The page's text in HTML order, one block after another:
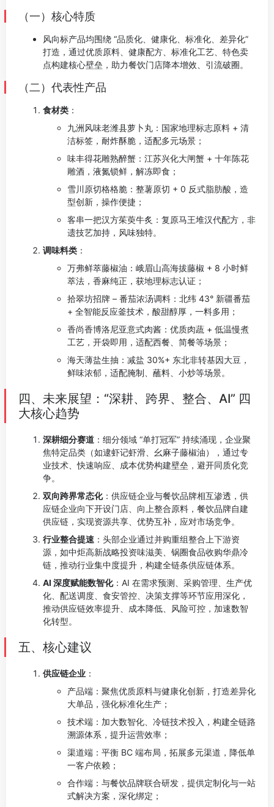
（一）核心特质
风向标产品均围绕 “品质化、健康化、标准化、差异化”
打造，通过优质原料、健康配方、标准化工艺、特色卖
点构建核心壁垒，助力餐饮门店降本增效、引流破圈。
（二）代表性产品
食材类 ：
九洲风味老潍县萝卜丸：国家地理标志原料 + 清
洁标签，耐炸酥脆，适配多元场景；
味丰得花雕熟醉蟹：江苏兴化大闸蟹 + 十年陈花
雕酒，液氮锁鲜，解冻即食；
雪川原切格格脆：整薯原切 + 0 反式脂肪酸，造
型创新，操作便捷；
客串一把汉方茱萸牛炙：复原马王堆汉代配方，非
遗技艺加持，风味独特。
调味料类 ：
万弗鲜萃藤椒油：峨眉山高海拔藤椒 + 8 小时鲜
萃法，香麻纯正，获地理标志认证；
拾翠坊招牌 – 番茄浓汤调料：北纬 43° 新疆番茄
+ 全智能反应釜技术，酸甜醇厚，一料多用；
香尚香博洛尼亚意式肉酱：优质肉蔬 + 低温慢煮
工艺，开袋即用，适配西餐、简餐等场景；
海天薄盐生抽：减盐 30%+ 东北非转基因大豆，
鲜味浓郁，适配腌制、蘸料、小炒等场景。
四、未来展望：“深耕、跨界、整合、AI” 四
大核心趋势
深耕细分赛道 ：细分领域 “单打冠军” 持续涌现，企业聚
焦特定品类（如逮虾记虾滑、幺麻子藤椒油），通过专
业技术、快速响应、成本优势构建壁垒，避开同质化竞
争。
双向跨界常态化：供应链企业与餐饮品牌相互渗透，供
应链企业向下开设门店、向上整合原料，餐饮品牌自建
供应链，实现资源共享、优势互补，应对市场竞争。
行业整合提速 ：头部企业通过并购重组整合上下游资
源，如中炬高新战略投资味滋美、锅圈食品收购华鼎冷
链，推动行业集中度提升，构建全链条供应链体系。
AI 深度赋能数智化：AI 在需求预测、采购管理、生产优
化、配送调度、食安管控、决策支撑等环节应用深化，
推动供应链效率提升、成本降低、风险可控，加速数智
化转型。
五、核心建议
供应链企业 ：
产品端：聚焦优质原料与健康化创新，打造差异化
大单品，强化标准化生产；
技术端：加大数智化、冷链技术投入，构建全链路
溯源体系，提升运营效率；
渠道端：平衡 BC 端布局，拓展多元渠道，降低单
一客户依赖；
合作端：与餐饮品牌联合研发，提供定制化与一站
式解决方案，深化绑定；